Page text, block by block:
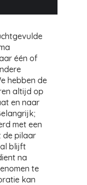
één of
hebben de
altijd op
en naar
met een
de pilaar
blijft
na
te
kan